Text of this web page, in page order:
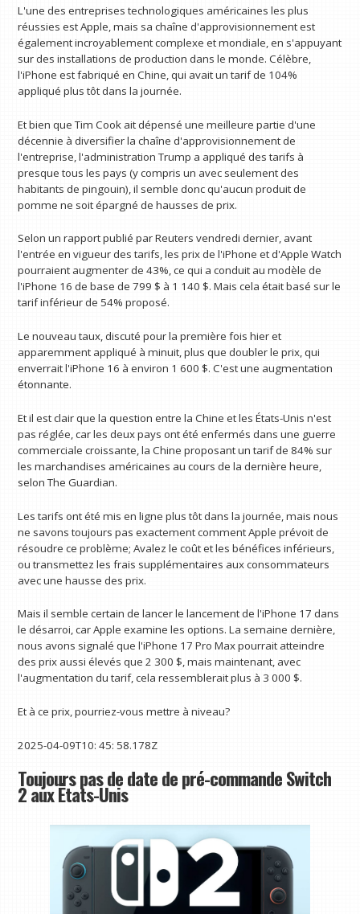
L'une des entreprises technologiques américaines les plus
réussies est Apple, mais sa chaîne d'approvisionnement est
également incroyablement complexe et mondiale, en s'appuyant
sur des installations de production dans le monde. Célèbre,
l'iPhone est fabriqué en Chine, qui avait un tarif de 104%
appliqué plus tôt dans la journée.
Et bien que Tim Cook ait dépensé une meilleure partie d'une
décennie à diversifier la chaîne d'approvisionnement de
l'entreprise, l'administration Trump a appliqué des tarifs à
presque tous les pays (y compris un avec seulement des
habitants de pingouin), il semble donc qu'aucun produit de
pomme ne soit épargné de hausses de prix.
Selon un rapport publié par Reuters vendredi dernier, avant
l'entrée en vigueur des tarifs, les prix de l'iPhone et d'Apple Watch
pourraient augmenter de 43%, ce qui a conduit au modèle de
l'iPhone 16 de base de 799 $ à 1 140 $. Mais cela était basé sur le
tarif inférieur de 54% proposé.
Le nouveau taux, discuté pour la première fois hier et
apparemment appliqué à minuit, plus que doubler le prix, qui
enverrait l'iPhone 16 à environ 1 600 $. C'est une augmentation
étonnante.
Et il est clair que la question entre la Chine et les États-Unis n'est
pas réglée, car les deux pays ont été enfermés dans une guerre
commerciale croissante, la Chine proposant un tarif de 84% sur
les marchandises américaines au cours de la dernière heure,
selon The Guardian.
Les tarifs ont été mis en ligne plus tôt dans la journée, mais nous
ne savons toujours pas exactement comment Apple prévoit de
résoudre ce problème; Avalez le coût et les bénéfices inférieurs,
ou transmettez les frais supplémentaires aux consommateurs
avec une hausse des prix.
Mais il semble certain de lancer le lancement de l'iPhone 17 dans
le désarroi, car Apple examine les options. La semaine dernière,
nous avons signalé que l'iPhone 17 Pro Max pourrait atteindre
des prix aussi élevés que 2 300 $, mais maintenant, avec
l'augmentation du tarif, cela ressemblerait plus à 3 000 $.
Et à ce prix, pourriez-vous mettre à niveau?
2025-04-09T10: 45: 58.178Z
Toujours pas de date de pré-commande Switch
2 aux États-Unis